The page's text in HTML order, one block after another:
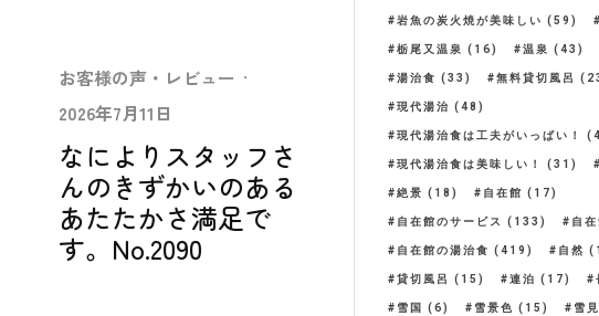
お客様の声・レビュー ·
2026年7月11日
なによりスタッフさ
んのきずかいのある
あたたかさ満足で
す。No.2090
岩魚の炭火焼が美味しい (59)
栃尾又温泉 (16) 温泉 (43)
湯治食 (33) 無料貸切風呂
現代湯治 (48)
現代湯治食は工夫がいっぱい！
現代湯治食は美味しい！ (31)
絶景 (18) 自在館 (17)
自在館のサービス (133) 自
自在館の湯治食 (419) 自然
貸切風呂 (15) 連泊 (17)
雪国 (6) 雪景色 (15) 雪